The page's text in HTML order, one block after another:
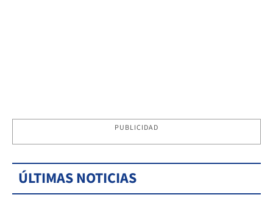
PUBLICIDAD
ÚLTIMAS NOTICIAS